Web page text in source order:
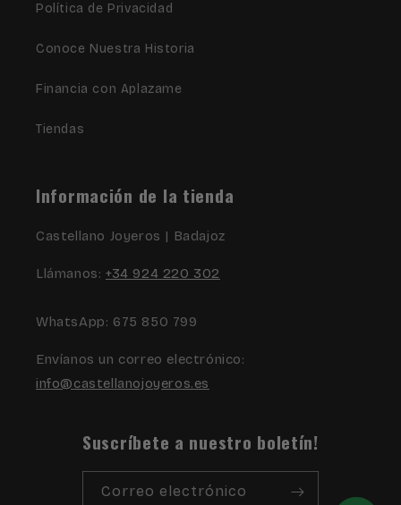
Política de Privacidad
Conoce Nuestra Historia
Financia con Aplazame
Tiendas
Información de la tienda
Castellano Joyeros | Badajoz
Llámanos: +34 924 220 302
WhatsApp: 675 850 799
Envíanos un correo electrónico:
info@castellanojoyeros.es
Suscríbete a nuestro boletín!
Correo electrónico